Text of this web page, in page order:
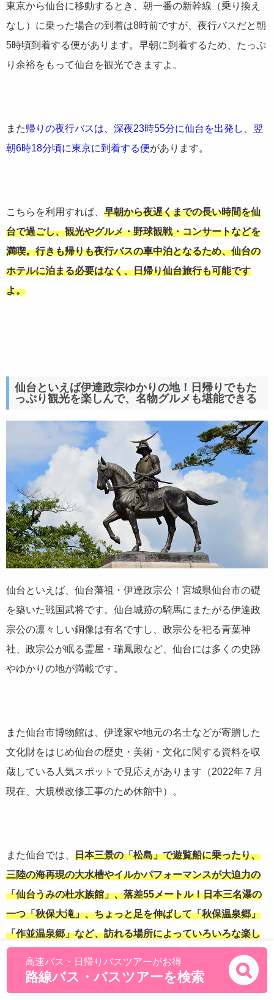
東京から仙台に移動するとき、朝一番の新幹線（乗り換え
なし）に乗った場合の到着は8時前ですが、夜行バスだと朝
5時頃到着する便があります。早朝に到着するため、たっぷ
り余裕をもって仙台を観光できますよ。
また帰りの夜行バスは、深夜23時55分に仙台を出発し、翌
朝6時18分頃に東京に到着する便があります。
こちらを利用すれば、 早朝から夜遅くまでの長い時間を仙
台で過ごし、観光やグルメ・野球観戦・コンサートなどを
満喫。行きも帰りも夜行バスの車中泊となるため、仙台の
ホテルに泊まる必要はなく、日帰り仙台旅行も可能です
よ。
仙台といえば伊達政宗ゆかりの地！日帰りでもた
っぷり観光を楽しんで、名物グルメも堪能できる
仙台といえば、仙台藩祖・伊達政宗公！宮城県仙台市の礎
を築いた戦国武将です。仙台城跡の騎馬にまたがる伊達政
宗公の凛々しい銅像は有名ですし、政宗公を祀る青葉神
社、政宗公が眠る霊屋・瑞鳳殿など、仙台には多くの史跡
やゆかりの地が満載です。
また仙台市博物館は、伊達家や地元の名士などが寄贈した
文化財をはじめ仙台の歴史・美術・文化に関する資料を収
蔵している人気スポットで見応えがあります（2022年７月
現在、大規模改修工事のため休館中）。
また仙台では、 日本三景の「松島」で遊覧船に乗ったり、
三陸の海再現の大水槽やイルかパフォーマンスが大迫力の
「仙台うみの杜水族館」、落差55メートル！日本三名瀑の
一つ「秋保大滝」、ちょっと足を伸ばして「秋保温泉郷」
「作並温泉郷」など、訪れる場所によっていろいろな楽し
み方ができます。
高速バス・日帰りバスツアーがお得
路線バス・バスツアーを検索